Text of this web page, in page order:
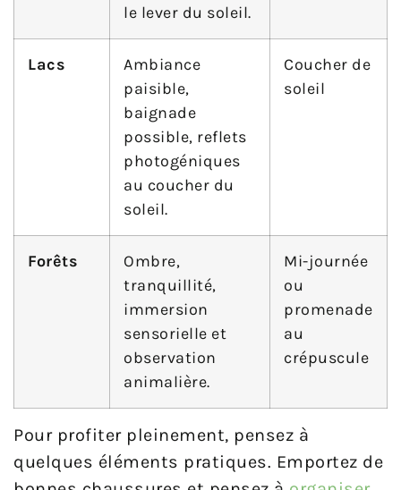
le lever du soleil.
Lacs
Ambiance
paisible,
baignade
possible, reflets
photogéniques
au coucher du
soleil.
Coucher de
soleil
Forêts
Ombre,
tranquillité,
immersion
sensorielle et
observation
animalière.
Mi-journée
ou
promenade
au
crépuscule
Pour profiter pleinement, pensez à
quelques éléments pratiques. Emportez de